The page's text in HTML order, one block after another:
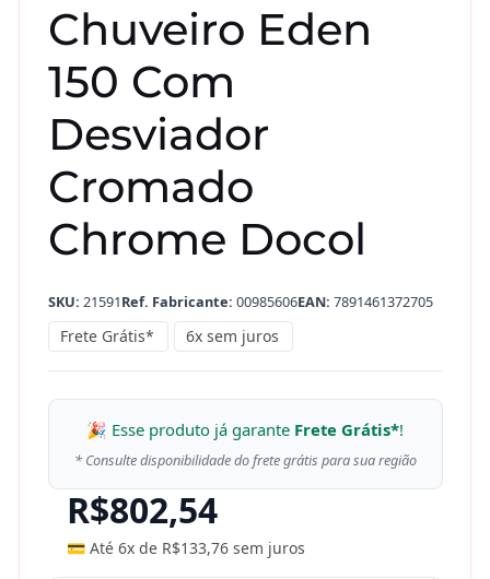
Chuveiro Eden
150 Com
Desviador
Cromado
Chrome Docol
SKU: 21591Ref. Fabricante: 00985606EAN: 7891461372705
Frete Grátis* 6x sem juros
🎉 Esse produto já garante Frete Grátis*!
* Consulte disponibilidade do frete grátis para sua região
R$802,54
💳 Até 6x de R$133,76sem juros